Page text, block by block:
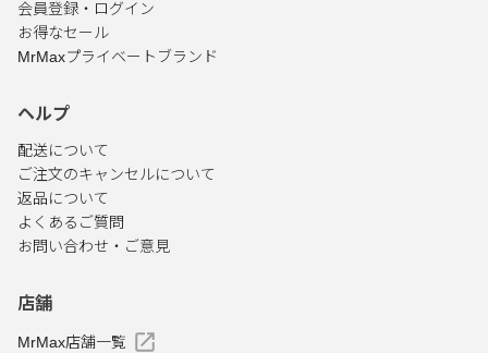
会員登録・ログイン
お得なセール
MrMaxプライベートブランド
ヘルプ
配送について
ご注文のキャンセルについて
返品について
よくあるご質問
お問い合わせ・ご意見
店舗
MrMax店舗一覧